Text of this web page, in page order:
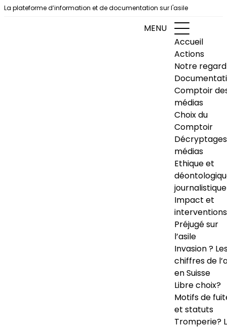
Aller au contenu
La plateforme d’information et de documentation sur l'asile
MENU
Accueil
Actions
Notre regard
Comptoir
médias
Choix du
Comptoir
Décryptages
médias
Ethique et
journalistique
Impact et
interventions
Préjugé sur
l’asile
Invasion ?
chiffres de
en Suisse
Libre choix?
Motifs de
et statuts
Tromperie?